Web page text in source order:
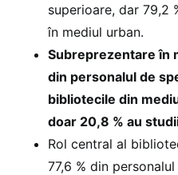
superioare, dar 79,2
în mediul urban.
Subreprezentare în
din personalul de
bibliotecile din
doar 20,8 % au
Rol central al
77,6 % din